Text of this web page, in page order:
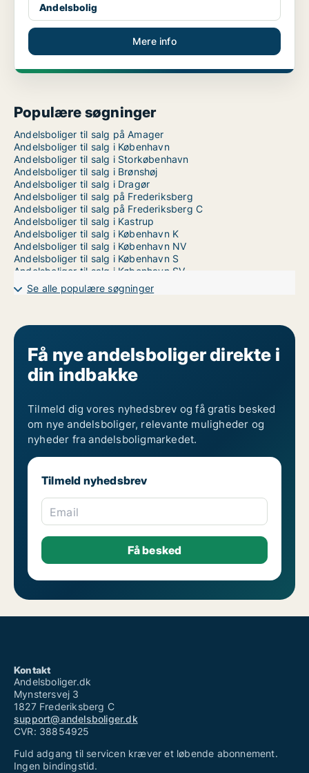
Andelsbolig
Mere info
Populære søgninger
Andelsboliger til salg på Amager
Andelsboliger til salg i København
Andelsboliger til salg i Storkøbenhavn
Andelsboliger til salg i Brønshøj
Andelsboliger til salg i Dragør
Andelsboliger til salg på Frederiksberg
Andelsboliger til salg på Frederiksberg C
Andelsboliger til salg i Kastrup
Andelsboliger til salg i København K
Andelsboliger til salg i København NV
Andelsboliger til salg i København S
Andelsboliger til salg i København SV
Andelsboliger til salg i Nordhavn
Andelsboliger til salg på Nørrebro
Andelsboliger til salg på Vesterbro
Andelsboliger til salg i Ørestad
Se alle populære søgninger
Få nye andelsboliger direkte i
din indbakke
Tilmeld dig vores nyhedsbrev og få gratis besked
om nye andelsboliger, relevante muligheder og
nyheder fra andelsboligmarkedet.
Tilmeld nyhedsbrev
Email
Kontakt
Andelsboliger.dk
Mynstersvej 3
1827 Frederiksberg C
support@andelsboliger.dk
CVR: 38854925
Fuld adgang til servicen kræver et løbende abonnement.
Ingen bindingstid.